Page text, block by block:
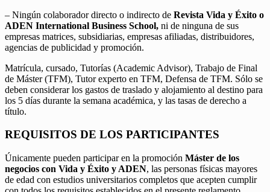
– Ningún colaborador directo o indirecto de Revista Vida y Éxito o
ADEN International Business School, ni de ninguna de sus
empresas matrices, subsidiarias, empresas afiliadas, distribuidores,
agencias de publicidad y promoción.
Matrícula, cursado, Tutorías (Academic Advisor), Trabajo de Final
de Máster (TFM), Tutor experto en TFM, Defensa de TFM. Sólo se
deben considerar los gastos de traslado y alojamiento al destino para
los 5 días durante la semana académica, y las tasas de derecho a
título.
REQUISITOS DE LOS PARTICIPANTES
Únicamente pueden participar en la promoción Máster de los
negocios con Vida y Éxito y ADEN, las personas físicas mayores
de edad con estudios universitarios completos que acepten cumplir